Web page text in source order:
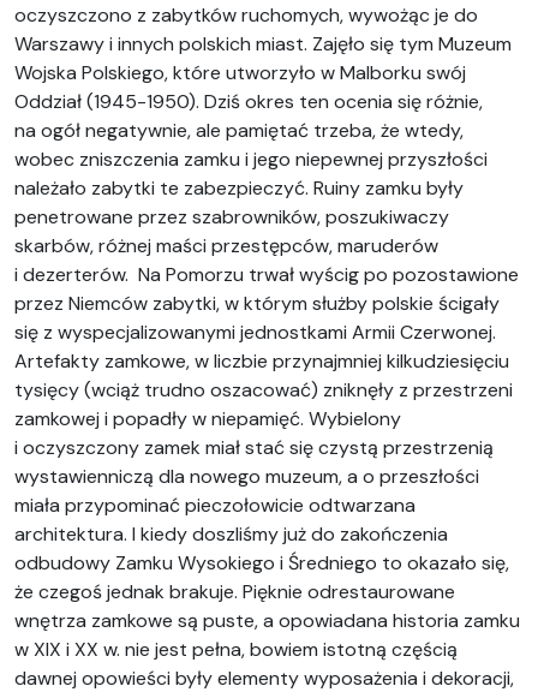
oczyszczono z zabytków ruchomych, wywożąc je do
Warszawy i innych polskich miast. Zajęło się tym Muzeum
Wojska Polskiego, które utworzyło w Malborku swój
Oddział (1945-1950). Dziś okres ten ocenia się różnie,
na ogół negatywnie, ale pamiętać trzeba, że wtedy,
wobec zniszczenia zamku i jego niepewnej przyszłości
należało zabytki te zabezpieczyć. Ruiny zamku były
penetrowane przez szabrowników, poszukiwaczy
skarbów, różnej maści przestępców, maruderów
i dezerterów. Na Pomorzu trwał wyścig po pozostawione
przez Niemców zabytki, w którym służby polskie ścigały
się z wyspecjalizowanymi jednostkami Armii Czerwonej.
Artefakty zamkowe, w liczbie przynajmniej kilkudziesięciu
tysięcy (wciąż trudno oszacować) zniknęły z przestrzeni
zamkowej i popadły w niepamięć. Wybielony
i oczyszczony zamek miał stać się czystą przestrzenią
wystawienniczą dla nowego muzeum, a o przeszłości
miała przypominać pieczołowicie odtwarzana
architektura. I kiedy doszliśmy już do zakończenia
odbudowy Zamku Wysokiego i Średniego to okazało się,
że czegoś jednak brakuje. Pięknie odrestaurowane
wnętrza zamkowe są puste, a opowiadana historia zamku
w XIX i XX w. nie jest pełna, bowiem istotną częścią
dawnej opowieści były elementy wyposażenia i dekoracji,